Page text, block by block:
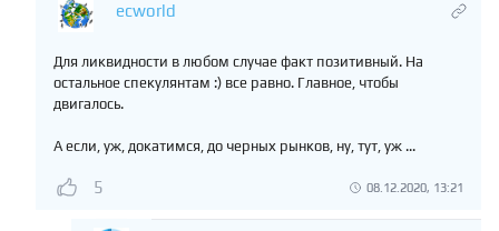
ecworld
Для ликвидности в любом случае факт позитивный. На
остальное спекулянтам :) все равно. Главное, чтобы
двигалось.
А если, уж, докатимся, до черных рынков, ну, тут, уж ...
5 08.12.2020, 13:21